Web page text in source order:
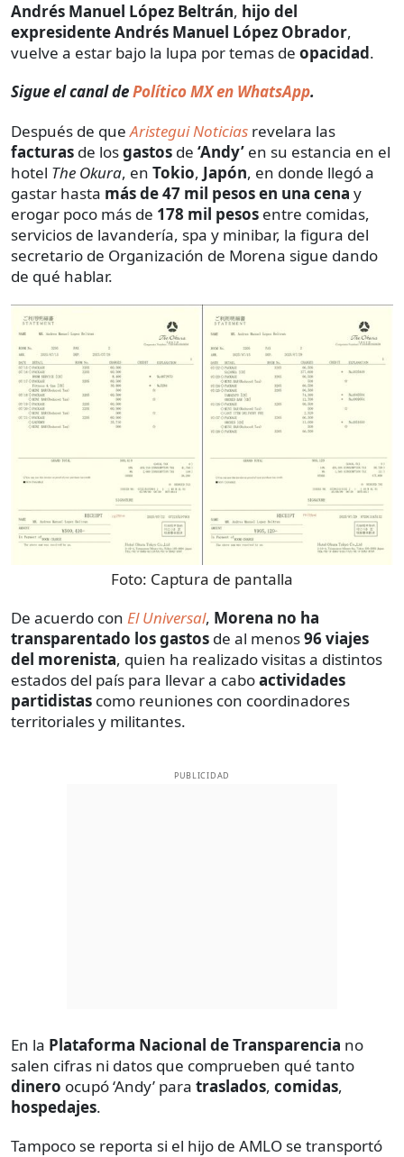
Andrés Manuel López Beltrán, hijo del
expresidente Andrés Manuel López Obrador,
vuelve a estar bajo la lupa por temas de opacidad.
Sigue el canal dePolítico MX en WhatsApp.
Después de queAristegui Noticias revelara las
facturas de losgastos de ‘Andy’ en su estancia en el
hotel The Okura, en Tokio, Japón, en donde llegó a
gastar hasta más de 47 mil pesos en una cena y
erogar poco más de 178 mil pesos entre comidas,
servicios de lavandería, spa y minibar, la figura del
secretario de Organización de Morena sigue dando
de qué hablar.
Foto: Captura de pantalla
De acuerdo con El Universal, Morena no ha
transparentado los gastos de al menos96 viajes
del morenista, quien ha realizado visitas a distintos
estados del país para llevar a caboactividades
partidistas como reuniones con coordinadores
territoriales y militantes.
PUBLICIDAD
En la Plataforma Nacional de Transparencia no
salen cifras ni datos que comprueben qué tanto
dinero ocupó ‘Andy’ para traslados, comidas,
hospedajes.
Tampoco se reporta si el hijo de AMLO se transportó